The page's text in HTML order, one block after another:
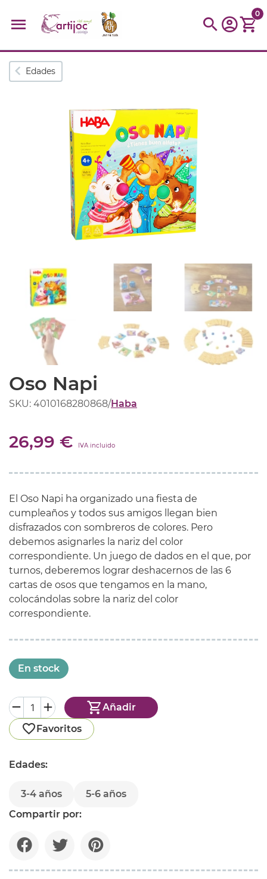
Búsquedas populares
kit kidynight Puzzle
Botella
0
Edades
Oso Napi
SKU: 4010168280868/Haba
26,99 € IVA incluido
El Oso Napi ha organizado una fiesta de
cumpleaños y todos sus amigos llegan bien
disfrazados con sombreros de colores. Pero
debemos asignarles la nariz del color
correspondiente. Un juego de dados en el que, por
turnos, deberemos lograr deshacernos de las 6
cartas de osos que tengamos en la mano,
colocándolas sobre la nariz del color
correspondiente.
En stock
Añadir
Favoritos
Edades:
3-4 años
5-6 años
Compartir por: